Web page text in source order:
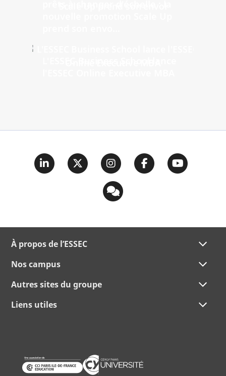
À propos de l’ESSEC
Nos campus
Autres sites du groupe
Liens utiles